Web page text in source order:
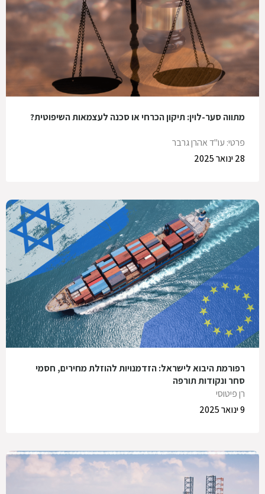
מתווה סער-לוין: תיקון הכרחי או סכנה לעצמאות השיפוטית?
פרטי: עו"ד אהרן גרבר
28 ינואר 2025
רפורמת היבוא לישראל: הזדמנויות להוזלת מחירים, חסמי
סחר ונקודות תורפה
רן פיטוסי
9 ינואר 2025